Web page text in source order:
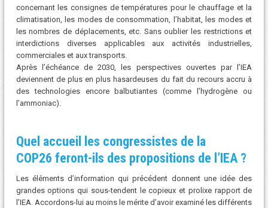
concernant les consignes de températures pour le chauffage et la
climatisation, les modes de consommation, l’habitat, les modes et
les nombres de déplacements, etc. Sans oublier les restrictions et
interdictions diverses applicables aux activités industrielles,
commerciales et aux transports.
Après l’échéance de 2030, les perspectives ouvertes par l’IEA
deviennent de plus en plus hasardeuses du fait du recours accru à
des technologies encore balbutiantes (comme l’hydrogène ou
l’ammoniac).
Quel accueil les congressistes de la
COP26 feront-ils des propositions de l’IEA ?
Les éléments d’information qui précédent donnent une idée des
grandes options qui sous-tendent le copieux et prolixe rapport de
l’IEA. Accordons-lui au moins le mérite d’avoir examiné les différents